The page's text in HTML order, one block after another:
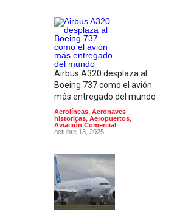
Airbus A320 desplaza al
Boeing 737 como el avión
más entregado del mundo
Aerolíneas, Aeronaves
historicas, Aeropuertos,
Aviación Comercial
octubre 13, 2025